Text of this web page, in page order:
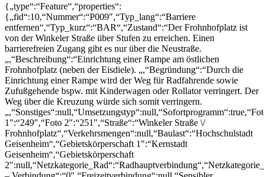
{„type“:“Feature“,“properties“:
{„fid“:10,“Nummer“:“P009″,“Typ_lang“:“Barriere
entfernen“,“Typ_kurz“:“BAR“,“Zustand“:“Der Frohnhofplatz ist
von der Winkeler Straße über Stufen zu erreichen. Einen
barrierefreien Zugang gibt es nur über die Neustraße.
„,“Beschreibung“:“Einrichtung einer Rampe am östlichen
Frohnhofplatz (neben der Eisdiele). „,“Begründung“:“Durch die
Einrichtung einer Rampe wird der Weg für Radfahrende sowie
Zufußgehende bspw. mit Kinderwagen oder Rollator verringert. Der
Weg über die Kreuzung würde sich somit verringern.
1″:“249″,“Foto 2″:“251″,“Straße“:“Winkeler Straße \/
Frohnhofplatz“,“Verkehrsmengen“:null,“Baulast“:“Hochschulstadt
Geisenheim“,“Gebietskörperschaft 1″:“Kernstadt
Geisenheim“,“Gebietskörperschaft